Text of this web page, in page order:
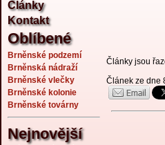
Články
Kontakt
Oblíbené
Brněnské podzemí
Brněnská nádraží
Brněnské vlečky
Brněnské kolonie
Brněnské továrny
Nejnovější
Články jsou
Článek ze dne